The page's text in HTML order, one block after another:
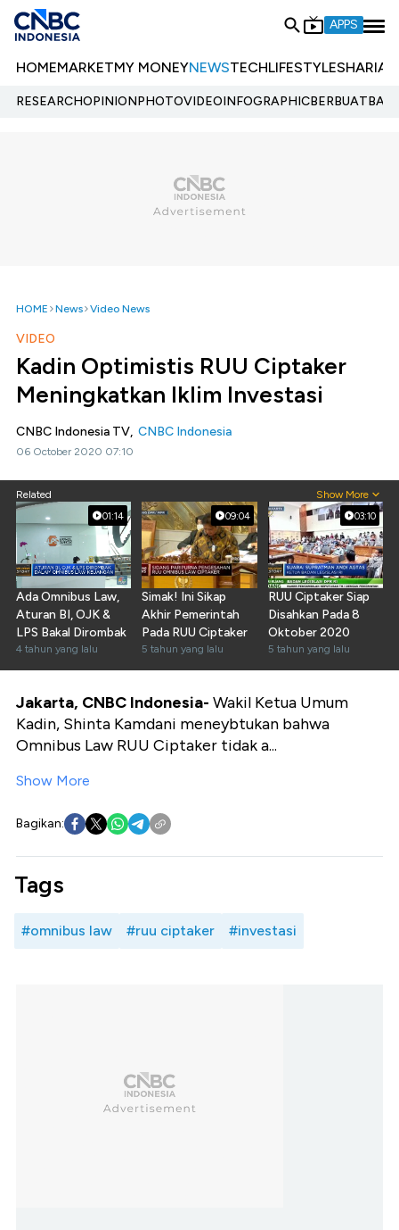
APPS
HOMEMARKETMY MONEYNEWSTECHLIFESTYLESHARIA
RESEARCHOPINIONPHOTOVIDEOINFOGRAPHIC
HOME News Video News
VIDEO
Kadin Optimistis RUU Ciptaker
Meningkatkan Iklim Investasi
CNBC Indonesia TV, CNBC Indonesia
06 October 2020 07:10
Related Show More
01:14
Ada Omnibus Law,
Aturan BI, OJK &
LPS Bakal Dirombak
4 tahun yang lalu
09:04
Simak! Ini Sikap
Akhir Pemerintah
Pada RUU Ciptaker
5 tahun yang lalu
03:10
RUU Ciptaker Siap
Disahkan Pada 8
Oktober 2020
5 tahun yang lalu
Jakarta, CNBC Indonesia- Wakil Ketua Umum
Kadin, Shinta Kamdani meneybtukan bahwa
Omnibus Law RUU Ciptaker tidak a...
Show More
Bagikan:
Tags
#omnibus law #ruu ciptaker #investasi